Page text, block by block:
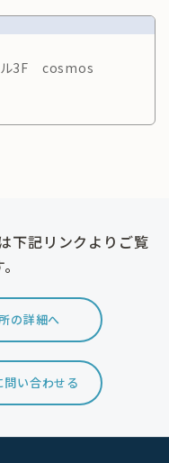
ル3F cosmos
下記リンクよりご覧
の詳細へ
い合わせる